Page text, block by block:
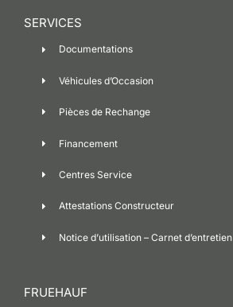
SERVICES
Documentations
Véhicules d’Occasion
Pièces de Rechange
Financement
Centres Service
Attestations Constructeur
Notice d’utilisation – Carnet d’entretien
FRUEHAUF